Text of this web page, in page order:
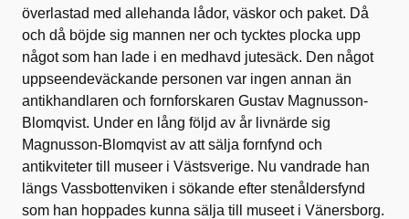
överlastad med allehanda lådor, väskor och paket. Då
och då böjde sig mannen ner och tycktes plocka upp
något som han lade i en medhavd jutesäck. Den något
uppseendeväckande personen var ingen annan än
antikhandlaren och fornforskaren Gustav Magnusson-
Blomqvist. Under en lång följd av år livnärde sig
Magnusson-Blomqvist av att sälja fornfynd och
antikviteter till museer i Västsverige. Nu vandrade han
längs Vassbottenviken i sökande efter stenåldersfynd
som han hoppades kunna sälja till museet i Vänersborg.